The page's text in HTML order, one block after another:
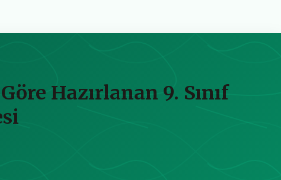
Hazırlanan 9. Sınıf